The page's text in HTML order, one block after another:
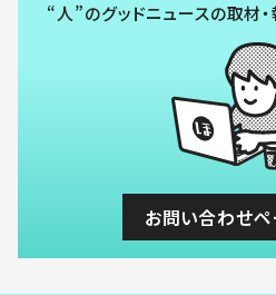
“人”のグッドニュースの取材
お問い合わせ